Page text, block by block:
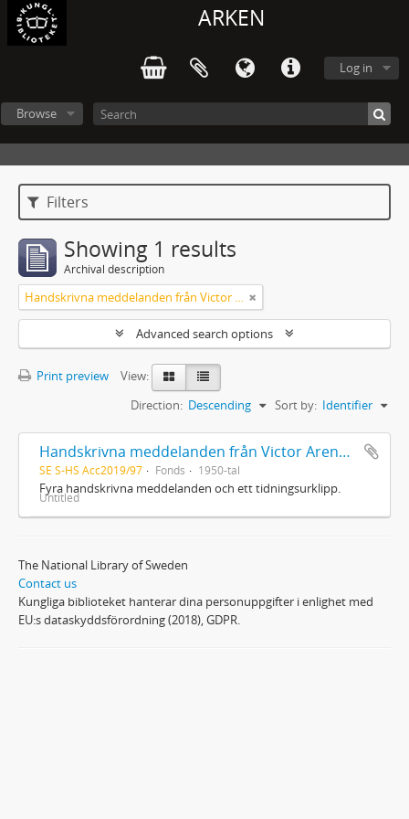
ARKEN
Log in
Browse
Filters
Showing 1 results
Archival description
Handskrivna meddelanden från Victor Arendorff
Advanced search options
Print preview
View:
Sort by: Identifier
Direction: Descending
Handskrivna meddelanden från Victor Arendorff
SE S-HS Acc2019/97 Fonds 1950-tal
Fyra handskrivna meddelanden och ett tidningsurklipp.
Untitled
The National Library of Sweden
Contact us
Kungliga biblioteket hanterar dina personuppgifter i enlighet med
EU:s dataskyddsförordning (2018), GDPR.